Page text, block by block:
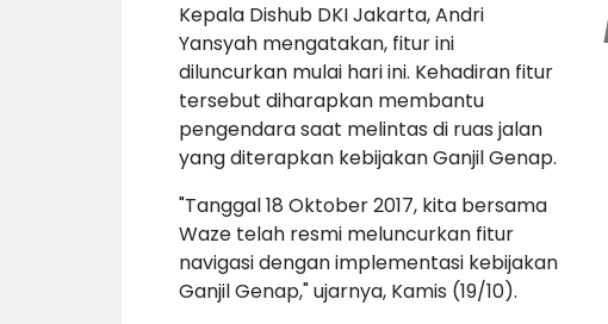
Kepala Dishub DKI Jakarta, Andri
Yansyah mengatakan, fitur ini
diluncurkan mulai hari ini. Kehadiran fitur
tersebut diharapkan membantu
pengendara saat melintas di ruas jalan
yang diterapkan kebijakan Ganjil Genap.
"Tanggal 18 Oktober 2017, kita bersama
Waze telah resmi meluncurkan fitur
navigasi dengan implementasi kebijakan
Ganjil Genap," ujarnya, Kamis (19/10).